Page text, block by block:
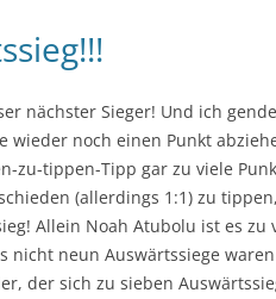
nächster Sieger! Und ich
wieder noch einen Punkt
zu-tippen-Tipp gar zu viele
(allerdings 1:1) zu
Allein Noah Atubolu ist es
nicht neun Auswärtssiege
der sich zu sieben